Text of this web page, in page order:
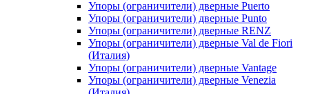
Упоры (ограничители) дверные Puerto
Упоры (ограничители) дверные Punto
Упоры (ограничители) дверные RENZ
Упоры (ограничители) дверные Val de Fiori
(Италия)
Упоры (ограничители) дверные Vantage
Упоры (ограничители) дверные Venezia